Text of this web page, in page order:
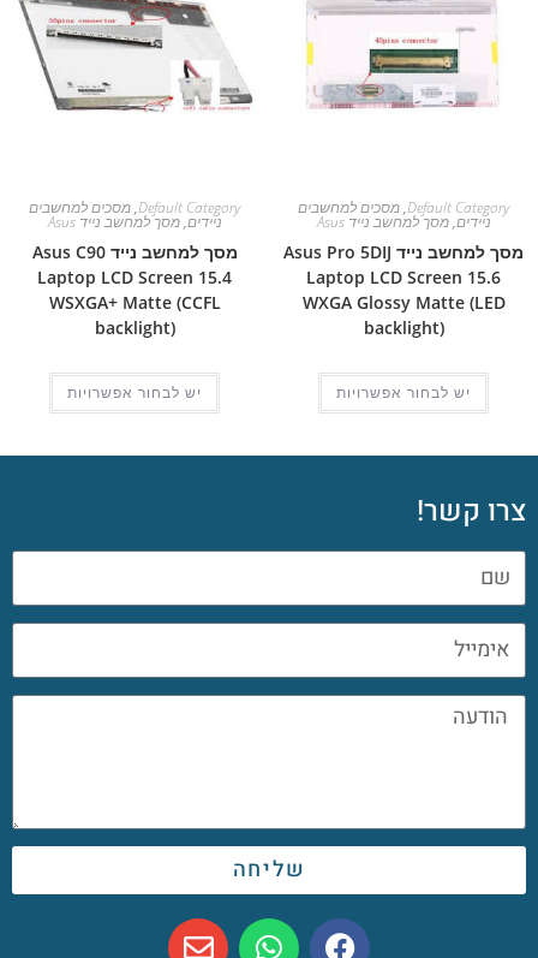
Default Category
,מסכים למחשבים
ניידים,מסך למחשב נייד Asus
מסך למחשב נייד Asus Pro 5DIJ
Laptop LCD Screen 15.6
WXGA Glossy Matte (LED
backlight)
יש לבחור אפשרויות
Default Category
,מסכים למחשבים
ניידים,מסך למחשב נייד Asus
מסך למחשב נייד Asus C90
Laptop LCD Screen 15.4
WSXGA+ Matte (CCFL
backlight)
יש לבחור אפשרויות
צרו קשר!
שליחה